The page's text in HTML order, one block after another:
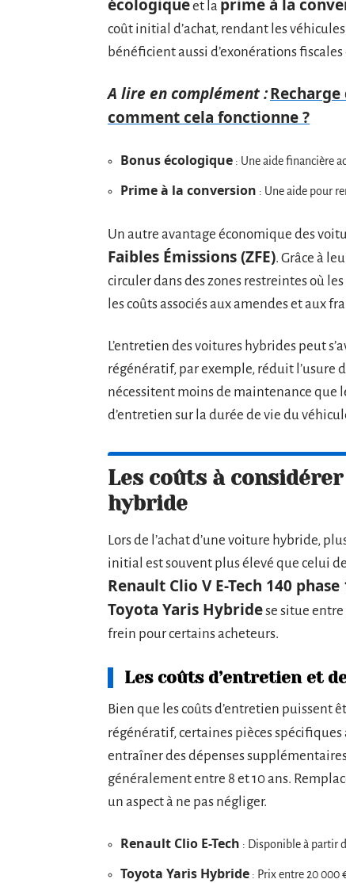
écologiqueet la prime à la
coût initial d’achat, rendant les
bénéficient aussi d’exonérations
A lire en complément :
comment cela fonctionne ?
Bonus écologique : Une aide financière
Prime à la conversion : Une aide pour
Un autre avantage économique des
Faibles Émissions (ZFE). Grâce à
circuler dans des zones restreintes où
les coûts associés aux amendes et aux
L’entretien des voitures hybrides peut
régénératif, par exemple, réduit l’usure
nécessitent moins de maintenance que
d’entretien sur la durée de vie du
Les coûts à
hybride
Lors de l’achat d’une voiture hybride,
initial est souvent plus élevé que celui
Renault Clio V E-Tech 140 phase
Toyota Yaris Hybridese situe
frein pour certains acheteurs.
Les coûts d’entretien et
Bien que les coûts d’entretien puissent
régénératif, certaines pièces
entraîner des dépenses
généralement entre 8 et 10 ans.
un aspect à ne pas négliger.
Renault Clio E-Tech : Disponible à partir
Toyota Yaris Hybride : Prix entre 20 000